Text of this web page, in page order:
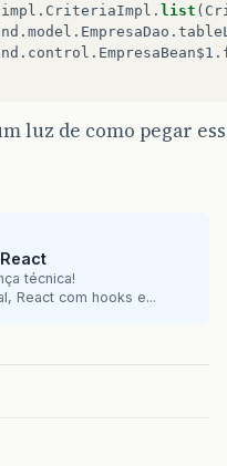
impl . CriteriaImpl . list (
. model . EmpresaDao .
. control . EmpresaBean$1 .
luz de como pegar
técnica!
React com hooks e...